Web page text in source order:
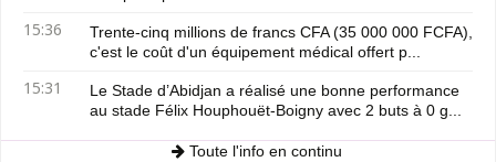
15:36
Trente-cinq millions de francs CFA (35 000 000 FCFA),
c'est le coût d'un équipement médical offert p...
15:31
Le Stade d’Abidjan a réalisé une bonne performance
au stade Félix Houphouët-Boigny avec 2 buts à 0 g...
Toute l'info en continu